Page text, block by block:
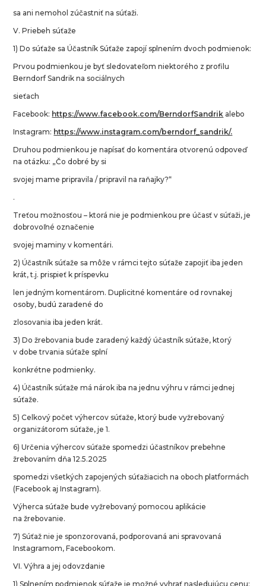
sa ani nemohol zúčastniť na súťaži.
V. Priebeh súťaže
1) Do súťaže sa Účastník Súťaže zapojí splnením dvoch podmienok:
Prvou podmienkou je byť sledovateľom niektorého z profilu
Berndorf Sandrik na sociálnych
sieťach
Facebook: https://www.facebook.com/BerndorfSandrik alebo
Instagram: https://www.instagram.com/berndorf_sandrik/.
Druhou podmienkou je napísať do komentára otvorenú odpoveď
na otázku: „Čo dobré by si
svojej mame pripravila / pripravil na raňajky?“
.
Treťou možnosťou – ktorá nie je podmienkou pre účasť v súťaži, je
dobrovoľné označenie
svojej maminy v komentári.
2) Účastník súťaže sa môže v rámci tejto súťaže zapojiť iba jeden
krát, t.j. prispieť k príspevku
len jedným komentárom. Duplicitné komentáre od rovnakej
osoby, budú zaradené do
zlosovania iba jeden krát.
3) Do žrebovania bude zaradený každý účastník súťaže, ktorý
v dobe trvania súťaže splní
konkrétne podmienky.
4) Účastník súťaže má nárok iba na jednu výhru v rámci jednej
súťaže.
5) Celkový počet výhercov súťaže, ktorý bude vyžrebovaný
organizátorom súťaže, je 1.
6) Určenia výhercov súťaže spomedzi účastníkov prebehne
žrebovaním dňa 12.5.2025
spomedzi všetkých zapojených súťažiacich na oboch platformách
(Facebook aj Instagram).
Výherca súťaže bude vyžrebovaný pomocou aplikácie
na žrebovanie.
7) Súťaž nie je sponzorovaná, podporovaná ani spravovaná
Instagramom, Facebookom.
VI. Výhra a jej odovzdanie
1) Splnením podmienok súťaže je možné vyhrať nasledujúcu cenu: